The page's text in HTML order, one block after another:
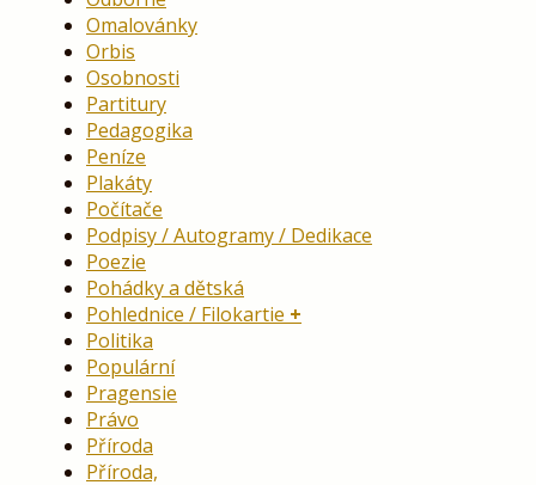
Omalovánky
Orbis
Osobnosti
Partitury
Pedagogika
Peníze
Plakáty
Počítače
Podpisy / Autogramy / Dedikace
Poezie
Pohádky a dětská
Pohlednice / Filokartie
Politika
Populární
Pragensie
Právo
Příroda
Příroda,